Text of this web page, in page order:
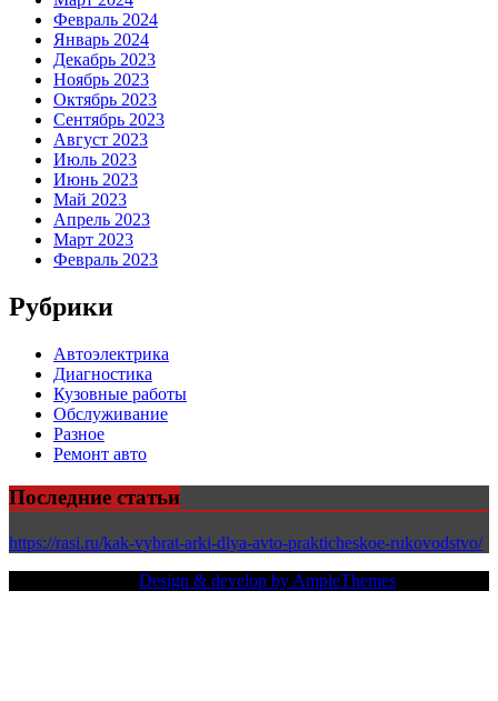
Февраль 2024
Январь 2024
Декабрь 2023
Ноябрь 2023
Октябрь 2023
Сентябрь 2023
Август 2023
Июль 2023
Июнь 2023
Май 2023
Апрель 2023
Март 2023
Февраль 2023
Рубрики
Автоэлектрика
Диагностика
Кузовные работы
Обслуживание
Разное
Ремонт авто
Последние статьи
https://rasi.ru/kak-vybrat-arki-dlya-avto-prakticheskoe-rukovodstvo/
Design & develop by AmpleThemes